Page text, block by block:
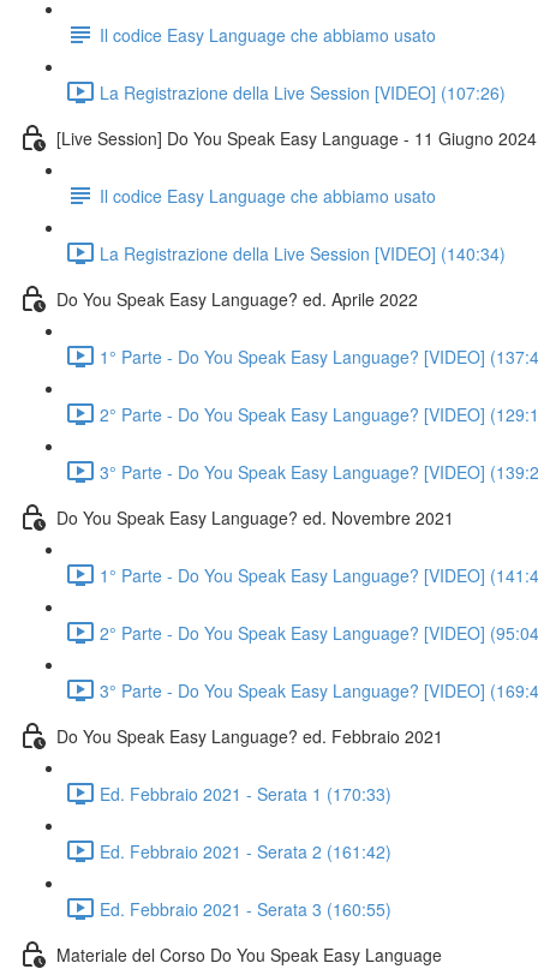
Il codice Easy Language che abbiamo usato
La Registrazione della Live Session [VIDEO] (107:26)
[Live Session] Do You Speak Easy Language - 11 Giugno 2024
Il codice Easy Language che abbiamo usato
La Registrazione della Live Session [VIDEO] (140:34)
Do You Speak Easy Language? ed. Aprile 2022
1° Parte - Do You Speak Easy Language? [VIDEO]
2° Parte - Do You Speak Easy Language? [VIDEO]
3° Parte - Do You Speak Easy Language? [VIDEO]
Do You Speak Easy Language? ed. Novembre 2021
1° Parte - Do You Speak Easy Language? [VIDEO]
2° Parte - Do You Speak Easy Language? [VIDEO]
3° Parte - Do You Speak Easy Language? [VIDEO]
Do You Speak Easy Language? ed. Febbraio 2021
Ed. Febbraio 2021 - Serata 1 (170:33)
Ed. Febbraio 2021 - Serata 2 (161:42)
Ed. Febbraio 2021 - Serata 3 (160:55)
Materiale del Corso Do You Speak Easy Language